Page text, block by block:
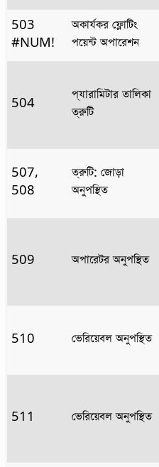
503
#NUM!
অকার্যকর ফ্লোটিং
পয়েন্ট অপারেশন
504
প্যারামিটার তালিকা
ত্রুটি
507,
508
ত্রুটি: জোড়া
অনুপস্থিত
509 অপারেটর অনুপস্থিত
510 ভেরিয়েবল অনুপস্থিত
511 ভেরিয়েবল অনুপস্থিত